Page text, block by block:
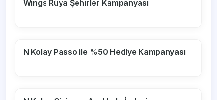
Wings Rüya Şehirler Kampanyası
N Kolay Passo ile %50 Hediye Kampanyası